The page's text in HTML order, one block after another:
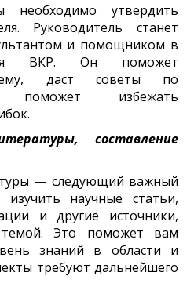
утвердить
Руководитель станет
и помощником в
ВКР. Он поможет
даст советы по
избежать
составление
— следующий важный
научные статьи,
и другие источники,
Это поможет вам
знаний в области и
требуют дальнейшего